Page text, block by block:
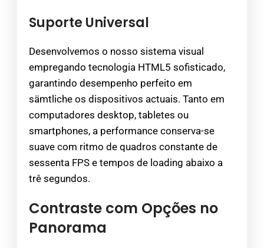
Suporte Universal
Desenvolvemos o nosso sistema visual
empregando tecnologia HTML5 sofisticado,
garantindo desempenho perfeito em
sämtliche os dispositivos actuais. Tanto em
computadores desktop, tabletes ou
smartphones, a performance conserva-se
suave com ritmo de quadros constante de
sessenta FPS e tempos de loading abaixo a
trê segundos.
Contraste com Opções no
Panorama